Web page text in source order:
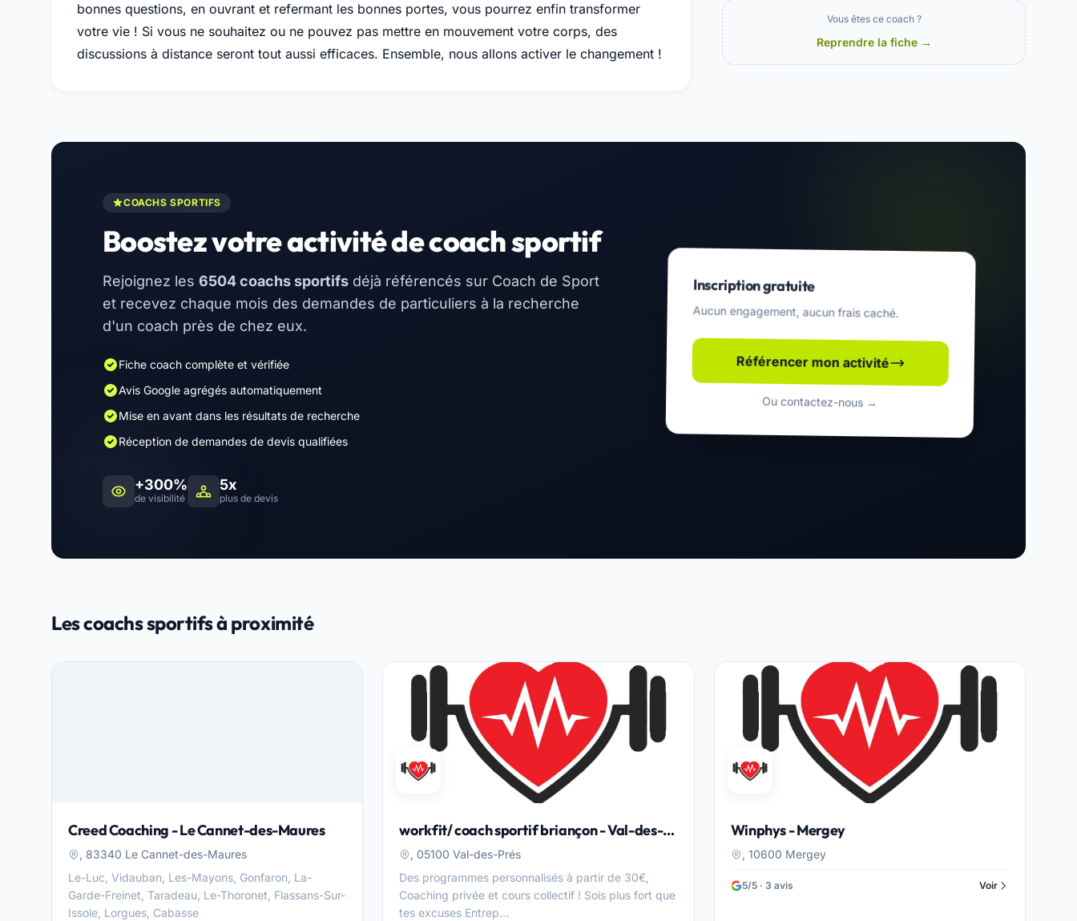
bonnes questions, en ouvrant et refermant les bonnes portes, vous pourrez enfin transformer
votre vie ! Si vous ne souhaitez ou ne pouvez pas mettre en mouvement votre corps, des
discussions à distance seront tout aussi efficaces. Ensemble, nous allons activer le changement !
Vous êtes ce coach ?
Reprendre la fiche →
COACHS SPORTIFS
Boostez votre activité de coach sportif
Rejoignez les 6504 coachs sportifs déjà référencés sur Coach de Sport
et recevez chaque mois des demandes de particuliers à la recherche
d'un coach près de chez eux.
Fiche coach complète et vérifiée
Avis Google agrégés automatiquement
Mise en avant dans les résultats de recherche
Réception de demandes de devis qualifiées
+300%
de visibilité
5x
plus de devis
Inscription gratuite
Aucun engagement, aucun frais caché.
Référencer mon activité
Ou contactez-nous →
Les coachs sportifs à proximité
Creed Coaching - Le Cannet-des-Maures
, 83340 Le Cannet-des-Maures
Le-Luc, Vidauban, Les-Mayons, Gonfaron, La-
Garde-Freinet, Taradeau, Le-Thoronet, Flassans-Sur-
Issole, Lorgues, Cabasse
workfit/ coach sportif briançon - Val-des-
Prés, 05100 Val-des-Prés
Des programmes personnalisés à partir de 30€,
Coaching privée et cours collectif ! Sois plus fort que
tes excuses Entrep...
Winphys - Mergey
, 10600 Mergey
5/5 · 3 avis Voir